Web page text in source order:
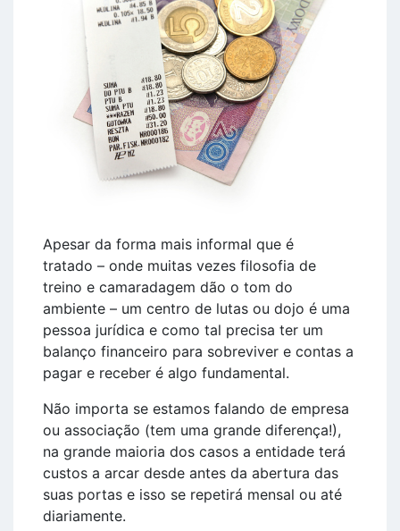
Apesar da forma mais informal que é
tratado – onde muitas vezes filosofia de
treino e camaradagem dão o tom do
ambiente – um centro de lutas ou dojo é uma
pessoa jurídica e como tal precisa ter um
balanço financeiro para sobreviver e contas a
pagar e receber é algo fundamental.
Não importa se estamos falando de empresa
ou associação (tem uma grande diferença!),
na grande maioria dos casos a entidade terá
custos a arcar desde antes da abertura das
suas portas e isso se repetirá mensal ou até
diariamente.